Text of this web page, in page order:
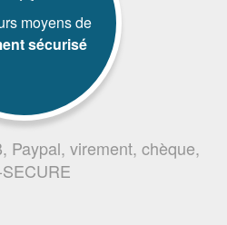
moyens de
sécurisé
Paypal, virement, chèque,